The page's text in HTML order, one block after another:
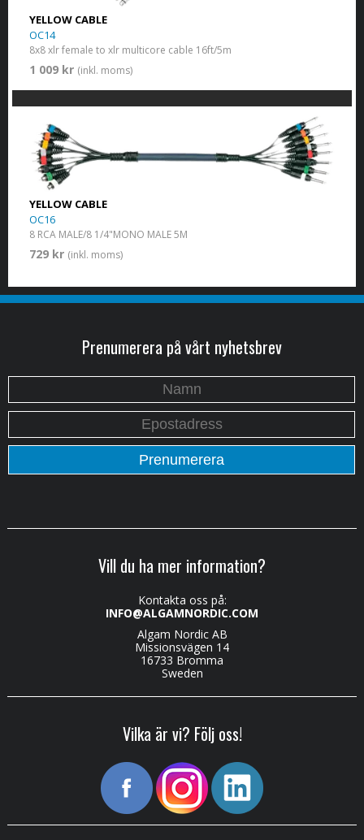
YELLOW CABLE
OC14
8x8 xlr female to xlr multicore cable 16ft/5m
1 009 kr (inkl. moms)
YELLOW CABLE
OC16
8 RCA MALE/8 1/4"MONO MALE 5M
729 kr (inkl. moms)
Prenumerera på vårt nyhetsbrev
Vill du ha mer information?
Kontakta oss på:
INFO@ALGAMNORDIC.COM
Algam Nordic AB
Missionsvägen 14
16733 Bromma
Sweden
Vilka är vi? Följ oss!